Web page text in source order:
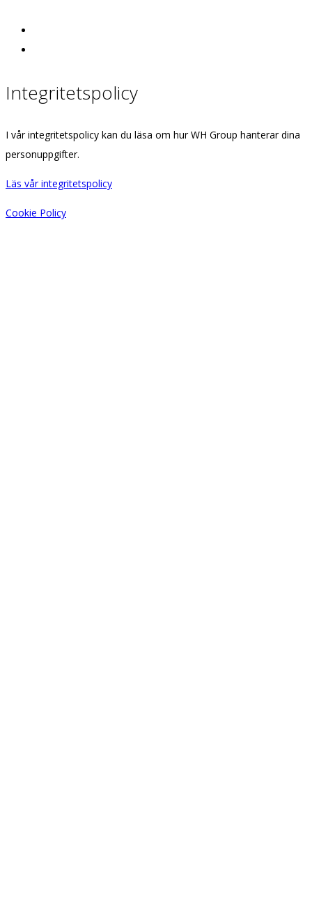
Integritetspolicy
I vår integritetspolicy kan du läsa om hur WH Group hanterar dina
personuppgifter.
Läs vår integritetspolicy
Cookie Policy